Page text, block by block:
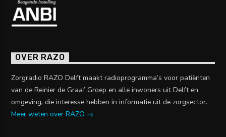
OVER RAZO
Zorgradio RAZO Delft maakt radioprogramma’s voor patiënten
van de Reinier de Graaf Groep en alle inwoners uit Delft en
omgeving, die interesse hebben in informatie uit de zorgsector.
Meer weten over RAZO